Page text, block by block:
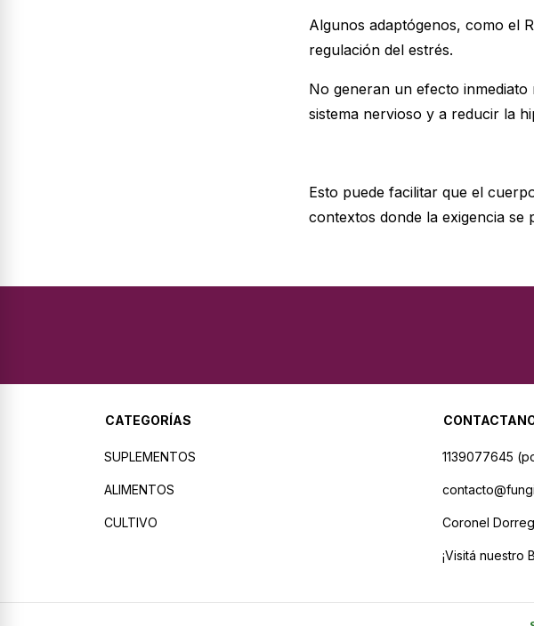
Algunos adaptógenos, como el
regulación del estrés.
No generan un efecto
sistema nervioso y a reducir la
Esto puede facilitar que el
contextos donde la exigencia se
CATEGORÍAS
SUPLEMENTOS
ALIMENTOS
CULTIVO
1139077645
Coronel
¡Visitá nuestro